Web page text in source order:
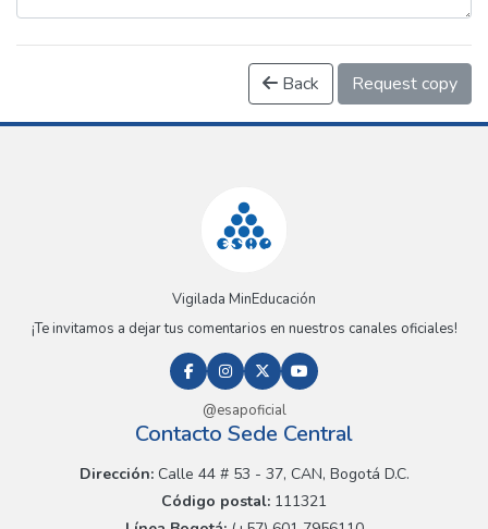
Back Request copy
Vigilada MinEducación
¡Te invitamos a dejar tus comentarios en nuestros canales oficiales!
@esapoficial
Contacto Sede Central
Dirección:Calle 44 # 53 - 37, CAN, Bogotá D.C.
Código postal: 111321